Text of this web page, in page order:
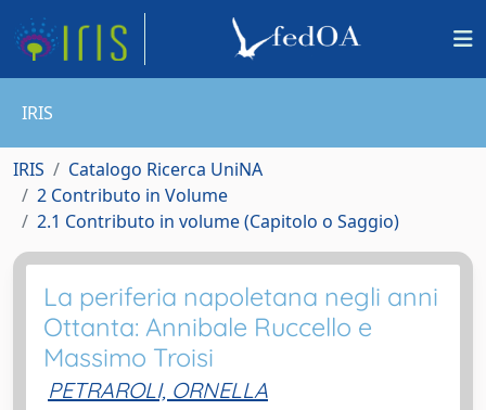
IRIS
IRIS
Catalogo Ricerca UniNA
2 Contributo in Volume
2.1 Contributo in volume (Capitolo o Saggio)
La periferia napoletana negli anni
Ottanta: Annibale Ruccello e
Massimo Troisi
PETRAROLI, ORNELLA